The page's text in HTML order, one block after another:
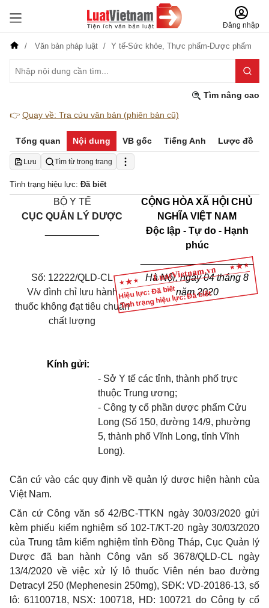
Đăng nhập
Văn bản pháp luật Y tế-Sức khỏe, Thực phẩm-Dược phẩm
Tìm nâng cao
👉 Quay về: Tra cứu văn bản (phiên bản cũ)
Tổng quan Nội dung VB gốc Tiếng Anh Lược đồ
Lưu Tìm từ trong trang
Tình trạng hiệu lực: Đã biết
Hiệu lực: Đã biết
Tình trạng hiệu lực: Đã biết
BỘ Y TẾ
CỤC QUẢN LÝ DƯỢC
CỘNG HÒA XÃ HỘI CHỦ
NGHĨA VIỆT NAM
Độc lập - Tự do - Hạnh
phúc
_____________________
Số: 12222/QLD-CL
V/v đình chỉ lưu hành
thuốc không đạt tiêu chuẩn
chất lượng
Hà Nội, ngày 04 tháng 8
năm 2020
Kính gửi:
- Sở Y tế các tỉnh, thành phố trực
thuộc Trung ương;
- Công ty cổ phần dược phẩm Cửu
Long (Số 150, đường 14/9, phường
5, thành phố Vĩnh Long, tỉnh Vĩnh
Long).
Căn cứ vào các quy định về quản lý dược hiện hành của
Việt Nam.
Căn cứ Công văn số 42/BC-TTKN ngày 30/03/2020 gửi
kèm phiếu kiểm nghiệm số 102-T/KT-20 ngày 30/03/2020
của Trung tâm kiểm nghiệm tỉnh Đồng Tháp, Cục Quản lý
Dược đã ban hành Công văn số 3678/QLD-CL ngày
13/4/2020 về việc xử lý lô thuốc Viên nén bao đường
Detracyl 250 (Mephenesin 250mg), SĐK: VD-20186-13, số
lô: 61100718, NSX: 100718, HD: 100721 do Công ty cổ